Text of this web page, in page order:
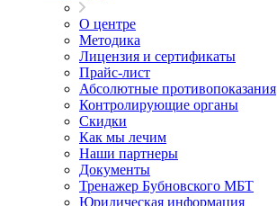
О центре
Методика
Лицензия и сертификаты
Прайс-лист
Абсолютные противопоказания
Контролирующие органы
Скидки
Как мы лечим
Наши партнеры
Документы
Тренажер Бубновского МБТ
Юридическая информация